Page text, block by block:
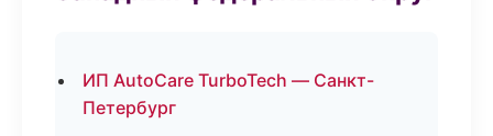
ИП AutoCare TurboTech — Санкт-
Петербург